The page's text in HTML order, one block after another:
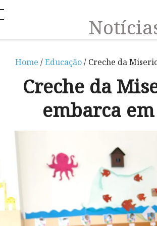
Home /Educação/ Creche da
Creche da
embarca